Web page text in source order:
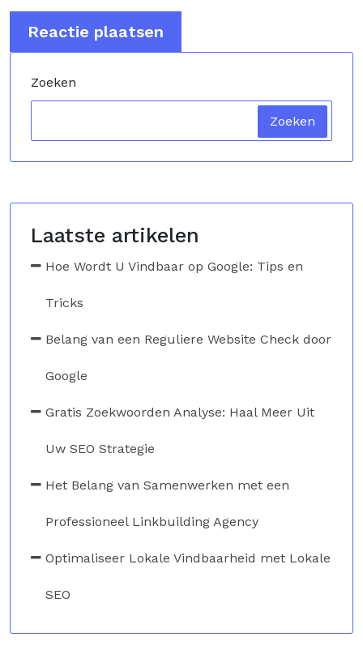
Zoeken
Zoeken
Laatste artikelen
Hoe Wordt U Vindbaar op Google: Tips en
Tricks
Belang van een Reguliere Website Check door
Google
Gratis Zoekwoorden Analyse: Haal Meer Uit
Uw SEO Strategie
Het Belang van Samenwerken met een
Professioneel Linkbuilding Agency
Optimaliseer Lokale Vindbaarheid met Lokale
SEO